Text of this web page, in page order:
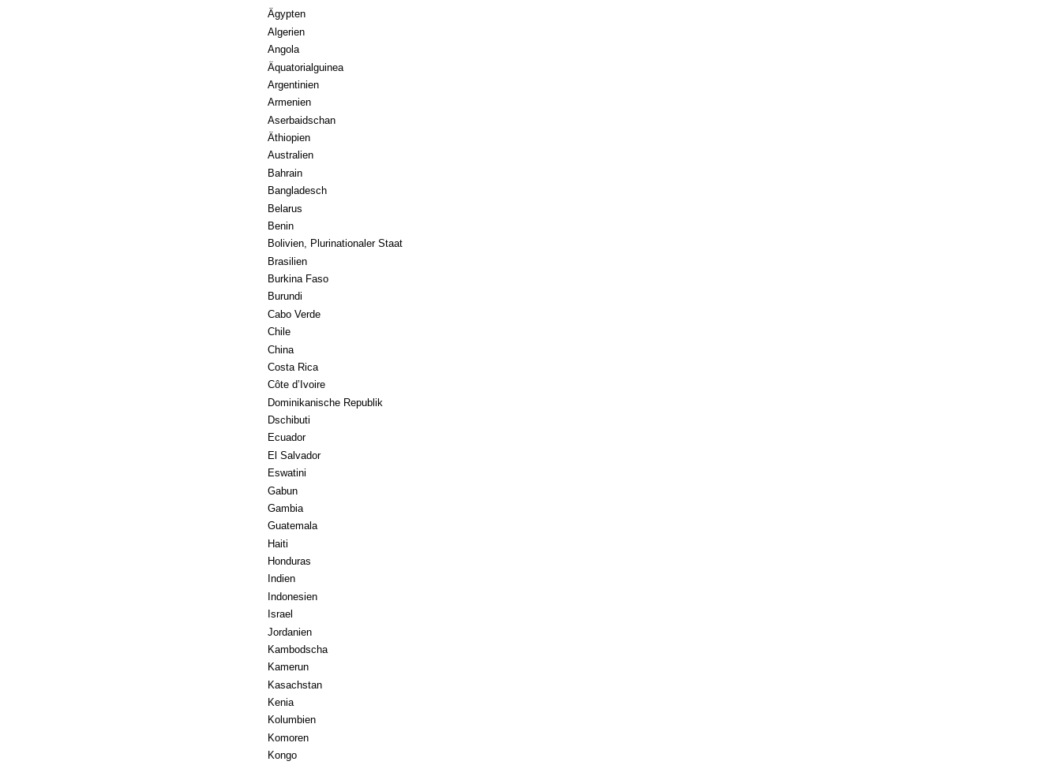
Ägypten
Algerien
Angola
Äquatorialguinea
Argentinien
Armenien
Aserbaidschan
Äthiopien
Australien
Bahrain
Bangladesch
Belarus
Benin
Bolivien, Plurinationaler Staat
Brasilien
Burkina Faso
Burundi
Cabo Verde
Chile
China
Costa Rica
Côte d’Ivoire
Dominikanische Republik
Dschibuti
Ecuador
El Salvador
Eswatini
Gabun
Gambia
Guatemala
Haiti
Honduras
Indien
Indonesien
Israel
Jordanien
Kambodscha
Kamerun
Kasachstan
Kenia
Kolumbien
Komoren
Kongo